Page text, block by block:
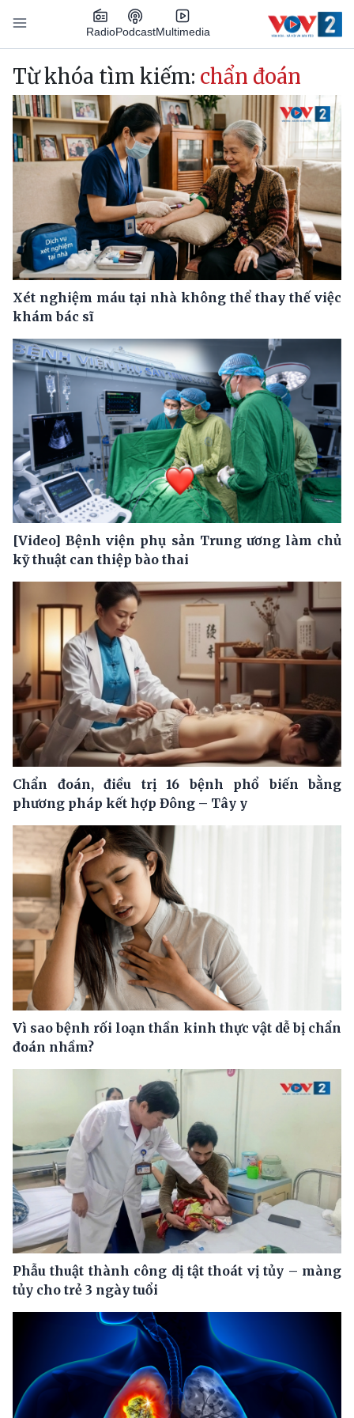
Nhảy đến nội dung
RadioPodcastMultimedia
Main navigation
Từ khóa tìm kiếm: chẩn đoán
Xét nghiệm máu tại nhà không thể thay thế việc
khám bác sĩ
[Video] Bệnh viện phụ sản Trung ương làm chủ
kỹ thuật can thiệp bào thai
Chẩn đoán, điều trị 16 bệnh phổ biến bằng
phương pháp kết hợp Đông – Tây y
Vì sao bệnh rối loạn thần kinh thực vật dễ bị chẩn
đoán nhầm?
Phẫu thuật thành công dị tật thoát vị tủy – màng
tủy cho trẻ 3 ngày tuổi